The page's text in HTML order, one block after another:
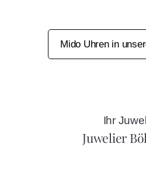
Mido Uhren in
Ihr
Juwelier